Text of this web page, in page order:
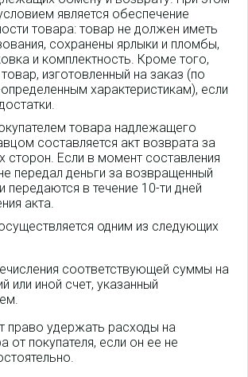
является обеспечение
товара: товар не должен иметь
сохранены ярлыки и пломбы,
и комплектность. Кроме того,
изготовленный на заказ (по
характеристикам), если
товара надлежащего
составляется акт возврата за
сторон. Если в момент составления
передал деньги за возвращенный
передаются в течение 10-ти дней
акта.
одним из следующих
соответствующей суммы на
или иной счет, указанный
право удержать расходы на
от покупателя, если он ее не